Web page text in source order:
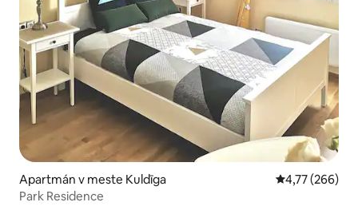
Apartmán v meste Kuldīga Priemerné
4,77 (266)
Park Residence